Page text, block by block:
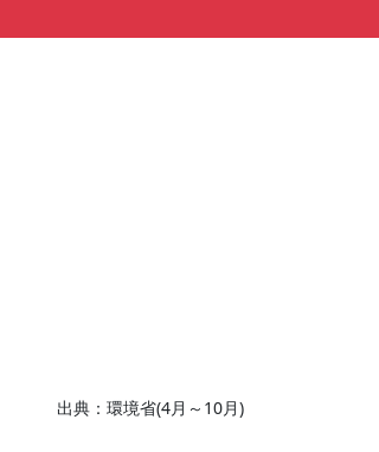
出典：環境省(4月～10月)